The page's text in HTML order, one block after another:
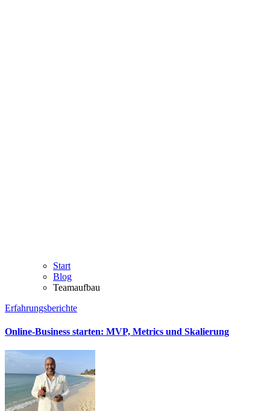
Start
Blog
Teamaufbau
Erfahrungsberichte
Online-Business starten: MVP, Metrics und Skalierung